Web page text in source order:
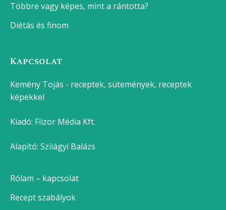
Többre vagy képes, mint a rántotta?
Diétás és finom
Kapcsolat
Kemény Tojás - receptek, sütemények, receptek
képekkel
Kiadó: Flizor Média Kft.
Alapító: Szilágyi Balázs
Rólam – kapcsolat
Recept szabályok